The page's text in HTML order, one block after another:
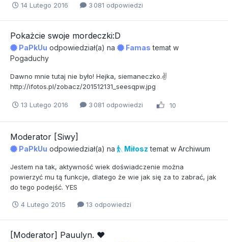
14 Lutego 2016 3 081 odpowiedzi
Pokażcie swoje mordeczki:D
PaPkUu odpowiedział(a) na Famas temat w
Pogaduchy
Dawno mnie tutaj nie było! Hejka, siemaneczko.✌
http://ifotos.pl/zobacz/201512131_seesqpw.jpg
13 Lutego 2016 3 081 odpowiedzi 10
Moderator [Siwy]
PaPkUu odpowiedział(a) na Miłosz temat w Archiwum
Jestem na tak, aktywność wiek doświadczenie można
powierzyć mu tą funkcje, dlatego że wie jak się za to zabrać, jak
do tego podejść. YES
4 Lutego 2015 13 odpowiedzi
[Moderator] Pauulyn. ♥